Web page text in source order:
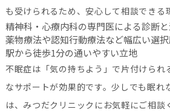
も受けられるため、安心して相談できる
精神科・心療内科の専門医による診断
薬物療法や認知行動療法など幅広い選
駅から徒歩1分の通いやすい立地
不眠症は「気の持ちよう」で片付けられ
なサポートが効果的です。少しでも眠れ
は、みつだクリニックにお気軽にご相談